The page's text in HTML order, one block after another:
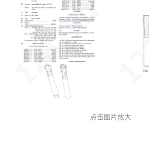
点击图片放大